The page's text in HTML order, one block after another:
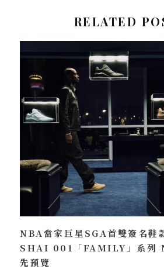
RELATED
NBA當家巨星SGA首雙簽名鞋
SHAI 001「FAMILY」系列
先預覽